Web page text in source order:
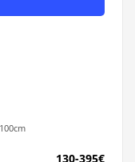
130-395€